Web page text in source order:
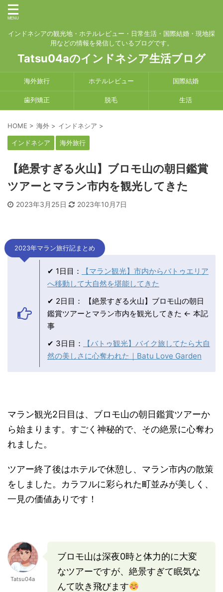
インドネシアの観光地・ホテルレビュー・日常生活・国際結婚・現地採
用などの情報を発信しているブログです。
Tatsu04aのインドネシア生活ブログ
海外旅行 ホテルレビュー 国際結婚
歯列矯正 脱毛 生活
HOME > 海外 > インドネシア >
インドネシア 海外旅行
【絶景すぎる火山】ブロモ山の朝日鑑賞
ツアーとマラン市内を観光してきた
2023年3月25日 2023年10月7日
2023年マラン旅行記まとめ
✔ 1日目：
【マラン観光】市内からバトゥエリア
へ移動して大自然を堪能してきた
✔ 2日目： 【絶景すぎる火山】ブロモ山の朝日
鑑賞ツアーとマラン市内を観光してきた ← 本記
事
✔ 3日目：
【バトゥ観光】バイク旅してたら大自
然の美しさに心奪われた｜Batu Love Garden
マラン観光2日目は、ブロモ山の朝日鑑賞ツアーか
ら始まります。すごく神秘的で、その絶景に心奪わ
れました。
ツアー終了後はホテルで休憩し、マラン市内の散策
をしました。カラフルに彩られた町並みが美しく、
一見の価値ありです！
Tatsu04a
ブロモ山は深夜0時と体力的に大変
なツアーですが、絶景すぎて眠気な
んて吹き飛びます